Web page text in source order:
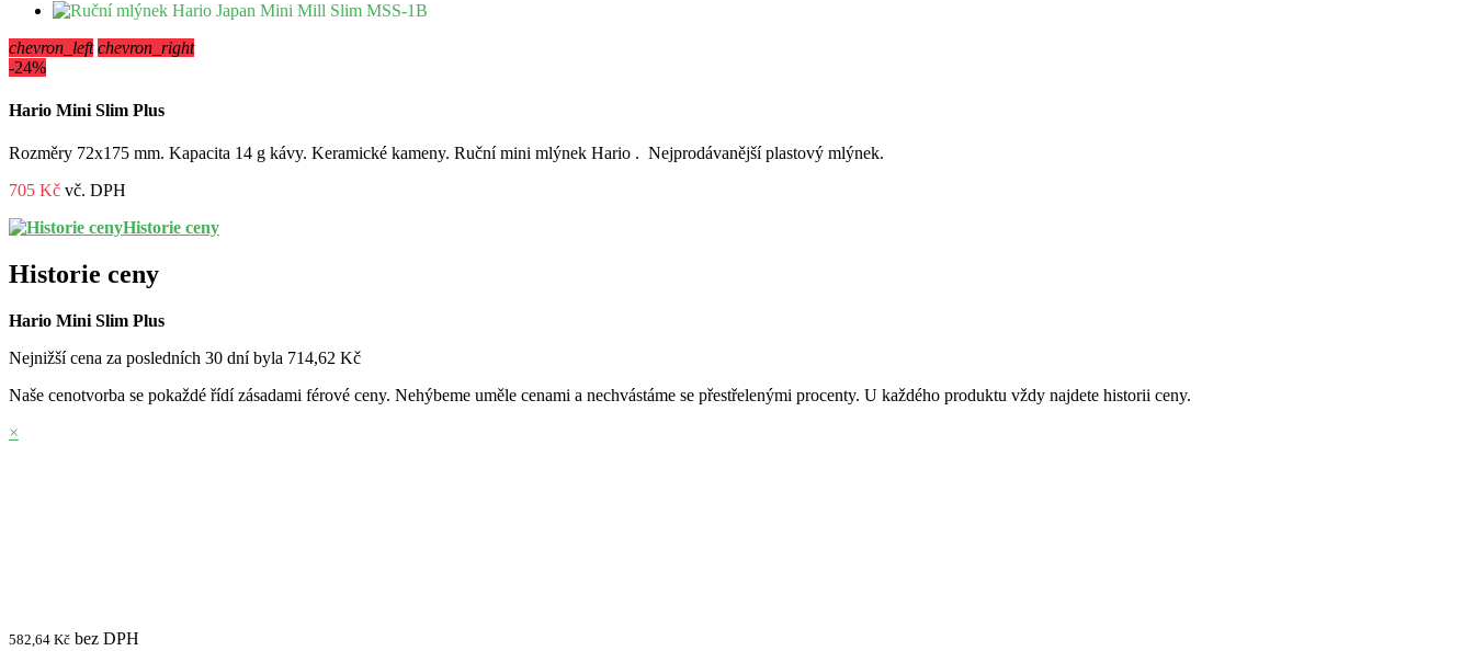
chevron_left chevron_right
-24%
Hario Mini Slim Plus
Rozměry 72x175 mm. Kapacita 14 g kávy. Keramické kameny. Ruční mini mlýnek Hario . Nejprodávanější plastový mlýnek.
705 Kč vč. DPH
Historie ceny
Historie ceny
Hario Mini Slim Plus
Nejnižší cena za posledních 30 dní byla 714,62 Kč
Naše cenotvorba se pokaždé řídí zásadami férové ceny. Nehýbeme uměle cenami a nechvástáme se přestřelenými procenty. U každého produktu vždy najdete historii ceny.
×
582,64 Kč bez DPH